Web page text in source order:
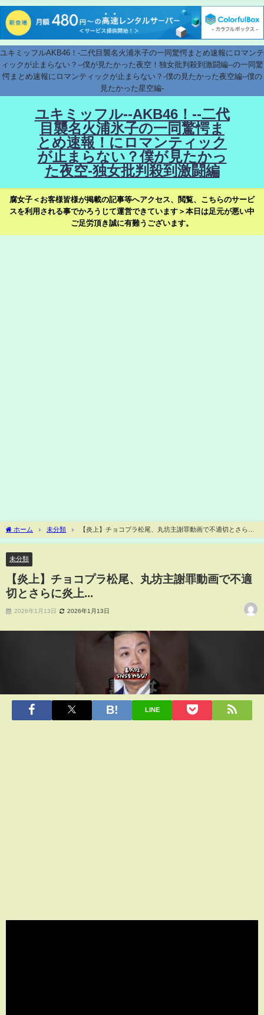
ユキミッフルAKB46！-二代目襲名火浦氷子の一同驚愕まとめ速報にロマンテ
ィックが止まらない？--僕が見たかった夜空！独女批判殺到激闘編--の一同驚
愕まとめ速報にロマンティックが止まらない？-僕の見たかった夜空編--僕の
見たかった星空編-
ユキミッフル--AKB46！--二代
目襲名火浦氷子の一同驚愕ま
とめ速報！にロマンティック
が止まらない？僕が見たかっ
た夜空-独女批判殺到激闘編
腐女子＜お客様皆様が掲載の記事等へアクセス、閲覧、こちらのサービ
スを利用される事でかろうじて運営できています＞本日は足元が悪い中
ご足労頂き誠に有難うございます。
ホーム 未分類
【炎上】チョコプラ松尾、丸坊主謝罪動画で不適切とさらに
炎上...
未分類
【炎上】チョコプラ松尾、丸坊主謝罪動画で不適
切とさらに炎上...
2026年1月13日 2026年1月13日
LINE